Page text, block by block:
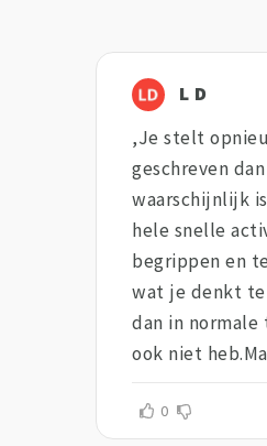
L D
,Je stelt
geschreven
waarschijnlijk
hele snelle
begrippen en
wat je denkt te
dan in
ook niet
0